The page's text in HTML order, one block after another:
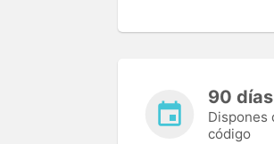
90
Dispones
código